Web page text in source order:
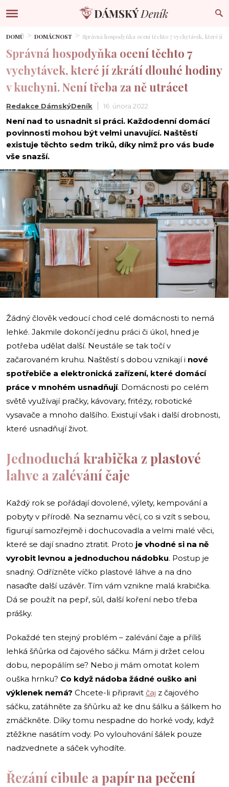
DOMŮ DOMÁCNOST Správná hospodyňka ocení těchto 7 vychytávek, které jí
Správná hospodyňka ocení těchto 7
vychytávek, které jí zkrátí dlouhé hodiny
v kuchyni. Není třeba za ně utrácet
Redakce DámskýDeník 16. února 2022
Není nad to usnadnit si práci. Každodenní domácí
povinnosti mohou být velmi unavující. Naštěstí
existuje těchto sedm triků, díky nimž pro vás bude
vše snazší.
i
Žádný člověk vedoucí chod celé domácnosti to nemá
lehké. Jakmile dokončí jednu práci či úkol, hned je
potřeba udělat další. Neustále se tak točí v
začarovaném kruhu. Naštěstí s dobou vznikají i nové
spotřebiče a elektronická zařízení, které domácí
práce v mnohém usnadňují. Domácnosti po celém
světě využívají pračky, kávovary, fritézy, robotické
vysavače a mnoho dalšího. Existují však i další drobnosti,
které usnadňují život.
Jednoduchá krabička z plastové
lahve a zalévání čaje
Každý rok se pořádají dovolené, výlety, kempování a
pobyty v přírodě. Na seznamu věcí, co si vzít s sebou,
figurují samozřejmě i dochucovadla a velmi malé věci,
které se dají snadno ztratit. Proto je vhodné si na ně
vyrobit levnou a jednoduchou nádobku. Postup je
snadný. Odřízněte víčko plastové láhve a na dno
nasaďte další uzávěr. Tím vám vznikne malá krabička.
Dá se použít na pepř, sůl, další koření nebo třeba
prášky.
Pokaždé ten stejný problém – zalévání čaje a příliš
lehká šňůrka od čajového sáčku. Mám ji držet celou
dobu, nepopálím se? Nebo ji mám omotat kolem
ouška hrnku? Co když nádoba žádné ouško ani
výklenek nemá? Chcete-li připravit čaj z čajového
sáčku, zatáhněte za šňůrku až ke dnu šálku a šálkem ho
zmáčkněte. Díky tomu nespadne do horké vody, když
ztěžkne nasátím vody. Po vylouhování šálek pouze
nadzvednete a sáček vyhodíte.
Řezání cibule a papír na pečení